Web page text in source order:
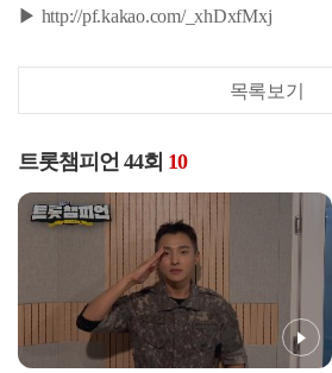
▶ http://pf.kakao.com/_xhDxfMxj
목록보기
트롯챔피언 44회 10